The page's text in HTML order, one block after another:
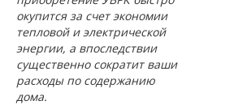
окупится за счет экономии
тепловой и электрической
энергии, а впоследствии
существенно сократит ваши
расходы по содержанию
дома.